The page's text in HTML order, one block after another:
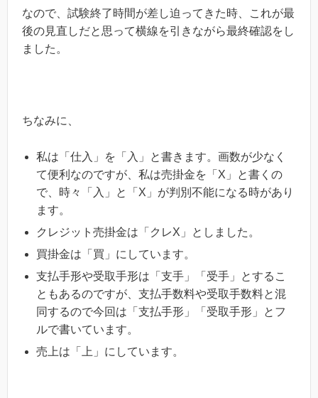
なので、試験終了時間が差し迫ってきた時、これが最
後の見直しだと思って横線を引きながら最終確認をし
ました。
ちなみに、
私は「仕入」を「入」と書きます。画数が少なく
て便利なのですが、私は売掛金を「X」と書くの
で、時々「入」と「X」が判別不能になる時があり
ます。
クレジット売掛金は「クレX」としました。
買掛金は「買」にしています。
支払手形や受取手形は「支手」「受手」とするこ
ともあるのですが、支払手数料や受取手数料と混
同するので今回は「支払手形」「受取手形」とフ
ルで書いています。
売上は「上」にしています。